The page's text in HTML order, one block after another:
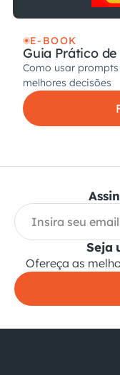
E-BOOK
Guia Prático
Como usar
melhores decisões
Seja
Ofereça as